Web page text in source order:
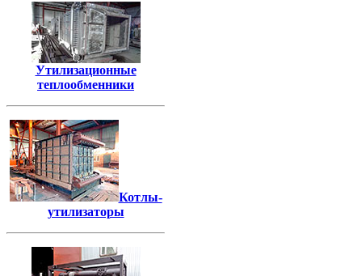
Утилизационные
теплообменники
Котлы-
утилизаторы